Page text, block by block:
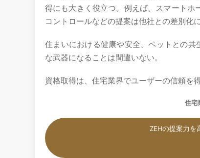
得にも大きく役立つ。例えば、スマート
コントロールなどの提案は他社との差別化
住まいにおける健康や安全、ペットとの
な武器になることは間違いない。
資格取得は、住宅業界でユーザーの信頼を
住宅
ZEHの提案力